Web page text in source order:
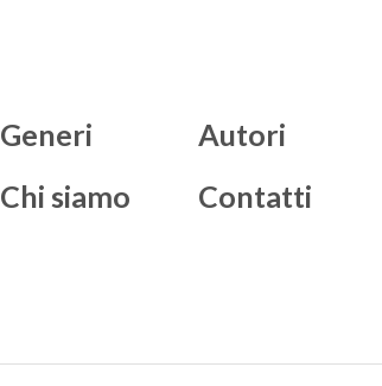
Generi
Chi siamo
Autori
Contatti